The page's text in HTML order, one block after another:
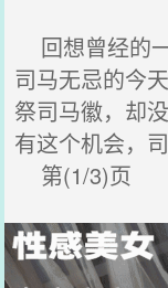
回想曾经的
司马无忌的今
祭司马徽，却
有这个机会，
第(1/3)页